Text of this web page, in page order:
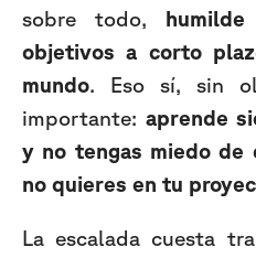
sobre todo, humilde
objetivos a corto
mundo. Eso sí, sin
importante: aprende
y no tengas miedo de
no quieres en tu
La escalada cuesta